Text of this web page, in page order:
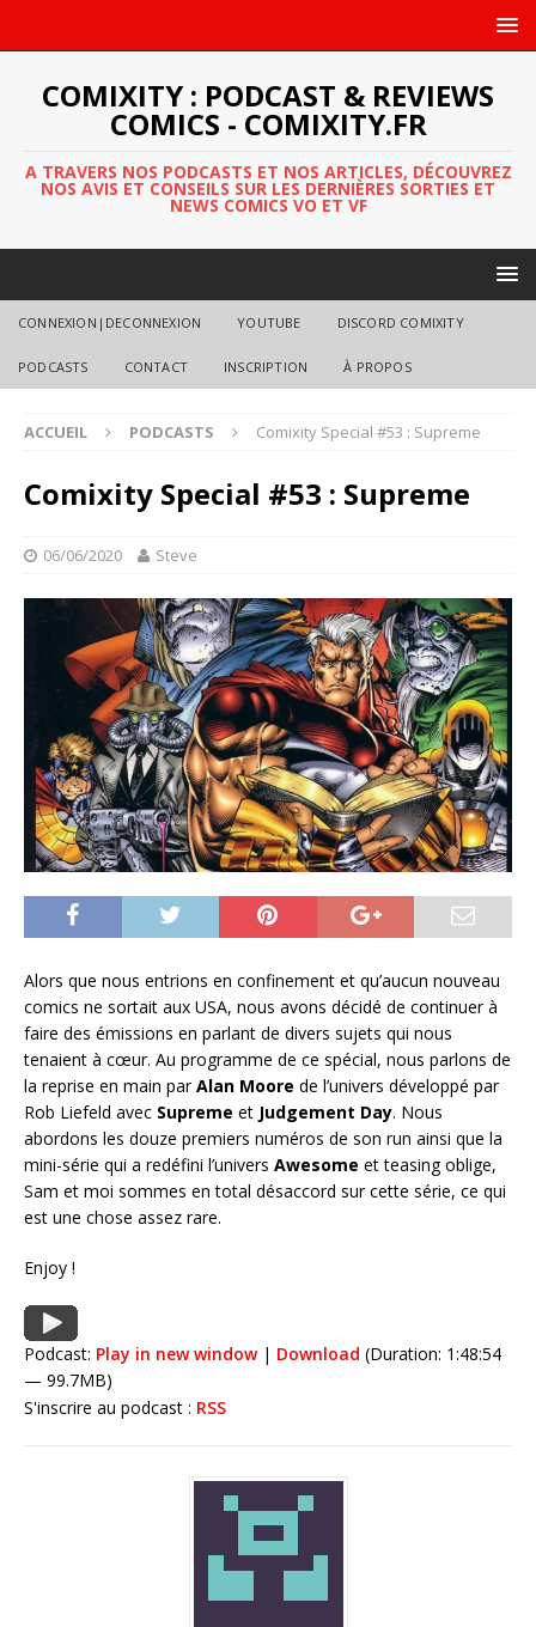
COMIXITY : PODCAST & REVIEWS
COMICS - COMIXITY.FR
A TRAVERS NOS PODCASTS ET NOS ARTICLES, DÉCOUVREZ
NOS AVIS ET CONSEILS SUR LES DERNIÈRES SORTIES ET
NEWS COMICS VO ET VF
CONNEXION|DECONNEXION YOUTUBE DISCORD COMIXITY
PODCASTS CONTACT INSCRIPTION À PROPOS
ACCUEIL PODCASTS Comixity Special #53 : Supreme
Comixity Special #53 : Supreme
06/06/2020 Steve
Alors que nous entrions en confinement et qu’aucun nouveau
comics ne sortait aux USA, nous avons décidé de continuer à
faire des émissions en parlant de divers sujets qui nous
tenaient à cœur. Au programme de ce spécial, nous parlons de
la reprise en main parAlan Moore de l’univers développé par
Rob Liefeld avec Supreme et Judgement Day. Nous
abordons les douze premiers numéros de son run ainsi que la
mini-série qui a redéfini l’univers Awesome et teasing oblige,
Sam et moi sommes en total désaccord sur cette série, ce qui
est une chose assez rare.
Enjoy !
Podcast: Play in new window| Download (Duration: 1:48:54
— 99.7MB)
S'inscrire au podcast : RSS